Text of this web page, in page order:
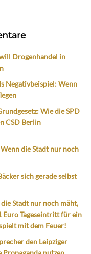
Drogenhandel in
Negativbeispiel: Wenn
Wie die SPD
CSD Berlin
die Stadt nur noch
sich gerade selbst
Stadt nur noch mäht,
Euro Tageseintritt für ein
mit dem Feuer!
den Leipziger